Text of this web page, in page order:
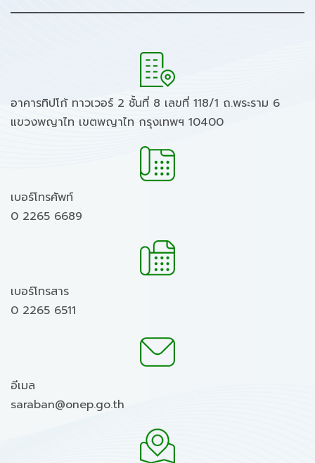
อาคารทิปโก้ ทาวเวอร์ 2 ชั้นที่ 8 เลขที่ 118/1 ถ.พระราม 6
แขวงพญาไท เขตพญาไท กรุงเทพฯ 10400
เบอร์โทรศัพท์
0 2265 6689
เบอร์โทรสาร
0 2265 6511
อีเมล
saraban@onep.go.th